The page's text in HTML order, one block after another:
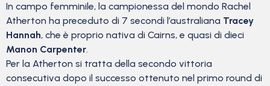
In campo femminile, la campionessa del mondo Rachel
Atherton ha preceduto di 7 secondi l’australiana Tracey
Hannah, che è proprio nativa di Cairns, e quasi di dieci
Manon Carpenter.
Per la Atherton si tratta della secondo vittoria
consecutiva dopo il successo ottenuto nel primo round di